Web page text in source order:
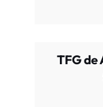
TFG de